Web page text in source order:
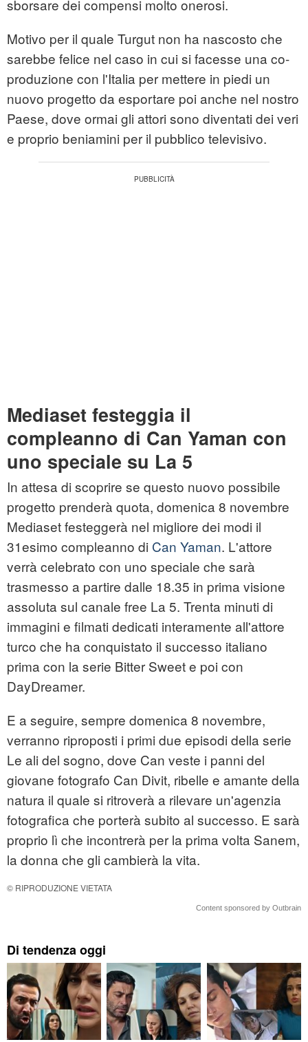
sborsare dei compensi molto onerosi.
Motivo per il quale Turgut non ha nascosto che
sarebbe felice nel caso in cui si facesse una co-
produzione con l'Italia per mettere in piedi un
nuovo progetto da esportare poi anche nel nostro
Paese, dove ormai gli attori sono diventati dei veri
e proprio beniamini per il pubblico televisivo.
Mediaset festeggia il
compleanno di Can Yaman con
uno speciale su La 5
In attesa di scoprire se questo nuovo possibile
progetto prenderà quota, domenica 8 novembre
Mediaset festeggerà nel migliore dei modi il
31esimo compleanno di Can Yaman. L'attore
verrà celebrato con uno speciale che sarà
trasmesso a partire dalle 18.35 in prima visione
assoluta sul canale free La 5. Trenta minuti di
immagini e filmati dedicati interamente all'attore
turco che ha conquistato il successo italiano
prima con la serie Bitter Sweet e poi con
DayDreamer.
E a seguire, sempre domenica 8 novembre,
verranno riproposti i primi due episodi della serie
Le ali del sogno, dove Can veste i panni del
giovane fotografo Can Divit, ribelle e amante della
natura il quale si ritroverà a rilevare un'agenzia
fotografica che porterà subito al successo. E sarà
proprio lì che incontrerà per la prima volta Sanem,
la donna che gli cambierà la vita.
© RIPRODUZIONE VIETATA
Content sponsored by Outbrain
Di tendenza oggi